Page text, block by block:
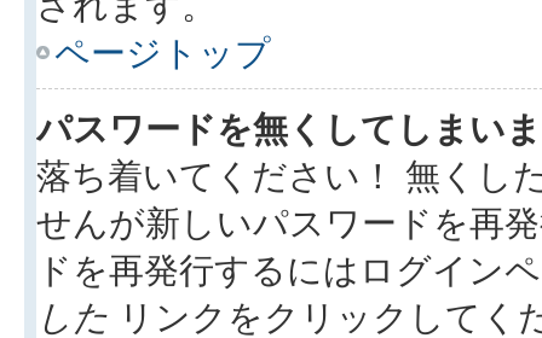
ページトップ
パスワードを無くしてしまい
落ち着いてください！ 無くし
せんが新しいパスワードを再
ドを再発行するにはログイン
した リンクをクリックしてく